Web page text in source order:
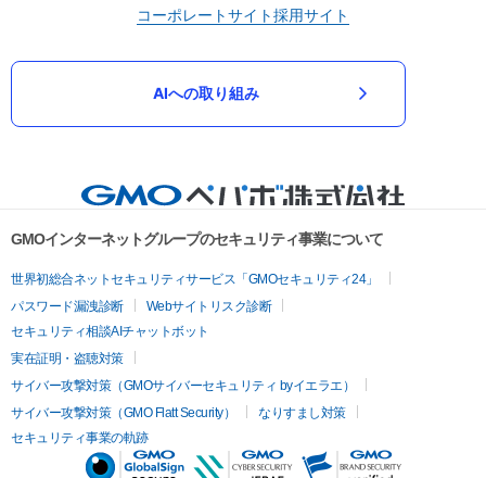
コーポレートサイト採用サイト
AIへの取り組み
GMOインターネットグループのセキュリティ事業について
世界初総合ネットセキュリティサービス「GMOセキュリティ24」
パスワード漏洩診断
Webサイトリスク診断
セキュリティ相談AIチャットボット
実在証明・盗聴対策
サイバー攻撃対策（GMOサイバーセキュリティ byイエラエ）
サイバー攻撃対策（GMO Flatt Security）
なりすまし対策
セキュリティ事業の軌跡